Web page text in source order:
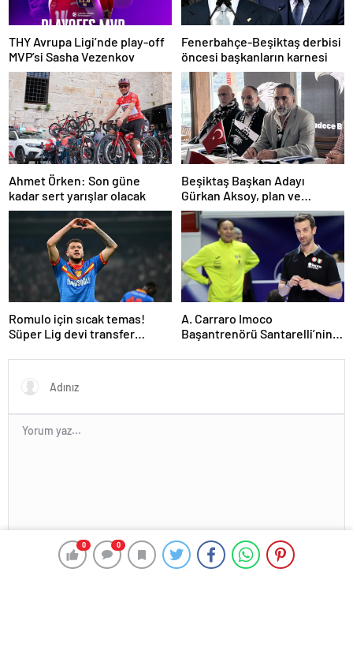
0 0
THY Avrupa Ligi’nde play-off
MVP’si Sasha Vezenkov
Fenerbahçe-Beşiktaş derbisi
öncesi başkanların karnesi
Ahmet Örken: Son güne
kadar sert yarışlar olacak
Beşiktaş Başkan Adayı
Gürkan Aksoy, plan ve
projelerini anlattı
Romulo için sıcak temas!
Süper Lig devi transfer
A. Carraro Imoco
Başantrenörü Santarelli’nin
VakıfBank
Gönder